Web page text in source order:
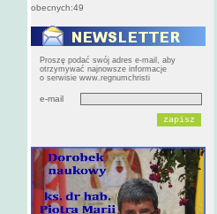
obecnych:49
Proszę podać swój adres e-mail, aby
otrzymywać najnowsze informacje
o serwisie www.regnumchristi
e-mail